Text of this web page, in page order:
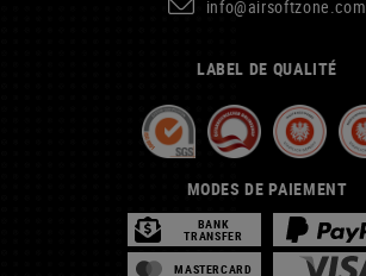
info@airsoftzone.com
LABEL DE QUALITÉ
MODES DE PAIEMENT
BANK
TRANSFER
MASTERCARD